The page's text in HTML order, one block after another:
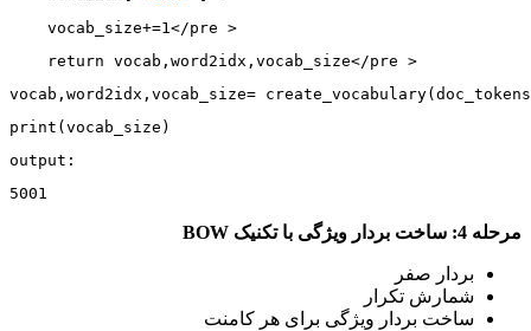
vocab_size+=1</pre >
return vocab,word2idx,vocab_size</pre >
vocab,word2idx,vocab_size=
print(vocab_size)
output:
5001
مرحله 4: ساخت بردار ویژگی با تکنیک BOW
بردار صفر
شمارش تکرار
ساخت بردار ویژگی برای هر کامنت